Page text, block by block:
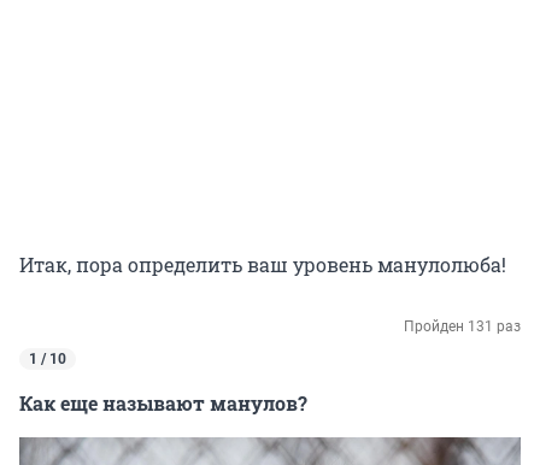
Итак, пора определить ваш уровень манулолюба!
Пройден 131 раз
1 / 10
Как еще называют манулов?